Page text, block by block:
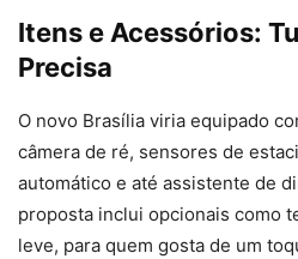
Itens e Acessórios:
Precisa
O novo Brasília viria equipado
câmera de ré, sensores de
automático e até assistente de
proposta inclui opcionais como
leve, para quem gosta de um